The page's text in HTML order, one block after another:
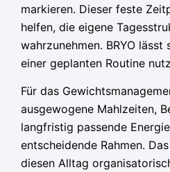
markieren. Dieser feste
helfen, die eigene
wahrzunehmen. BRYO
einer geplanten Routine
Für das
ausgewogene Mahlzeiten,
langfristig passende
entscheidende Rahmen.
diesen Alltag